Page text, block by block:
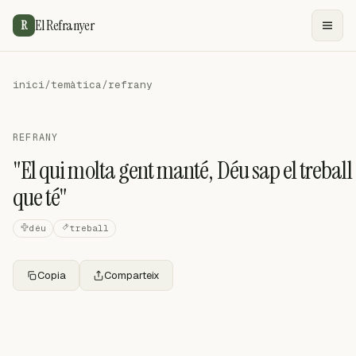
R El Refranyer
inici/temàtica/refrany
REFRANY
"El qui molta gent manté, Déu sap el treball
que té"
déu treball
Copia Comparteix